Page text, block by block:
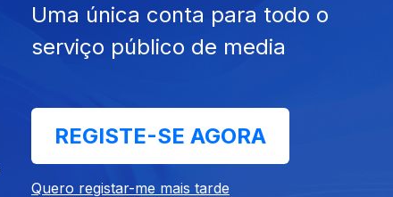
Uma única conta para todo o
serviço público de media
REGISTE-SE AGORA
Quero registar-me mais tarde